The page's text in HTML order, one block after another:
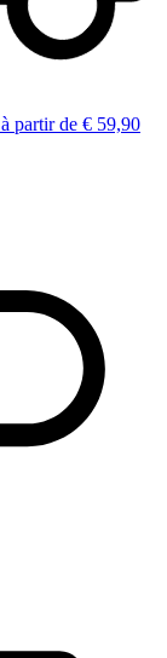
à partir de € 59,90